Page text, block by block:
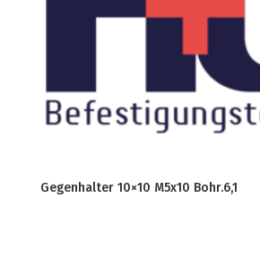
Gegenhalter 10×10 M5x10 Bohr.6,1